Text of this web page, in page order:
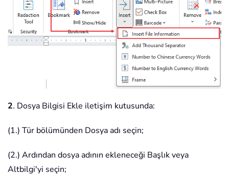
2. Dosya Bilgisi Ekle iletişim kutusunda:
(1.) Tür bölümünden Dosya adı seçin;
(2.) Ardından dosya adının ekleneceği Başlık veya
Altbilgi'yi seçin;